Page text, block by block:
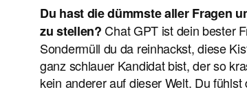
Du hast die dümmste aller Fragen
zu stellen?Chat GPT ist dein bester
Sondermüll du da reinhackst, diese
ganz schlauer Kandidat bist, der so
kein anderer auf dieser Welt. Du